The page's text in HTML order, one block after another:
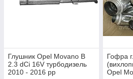
Глушник Opel Movano B
2.3 dCi 16V турбодизель
2010 - 2016 рр
Гофра
Opel